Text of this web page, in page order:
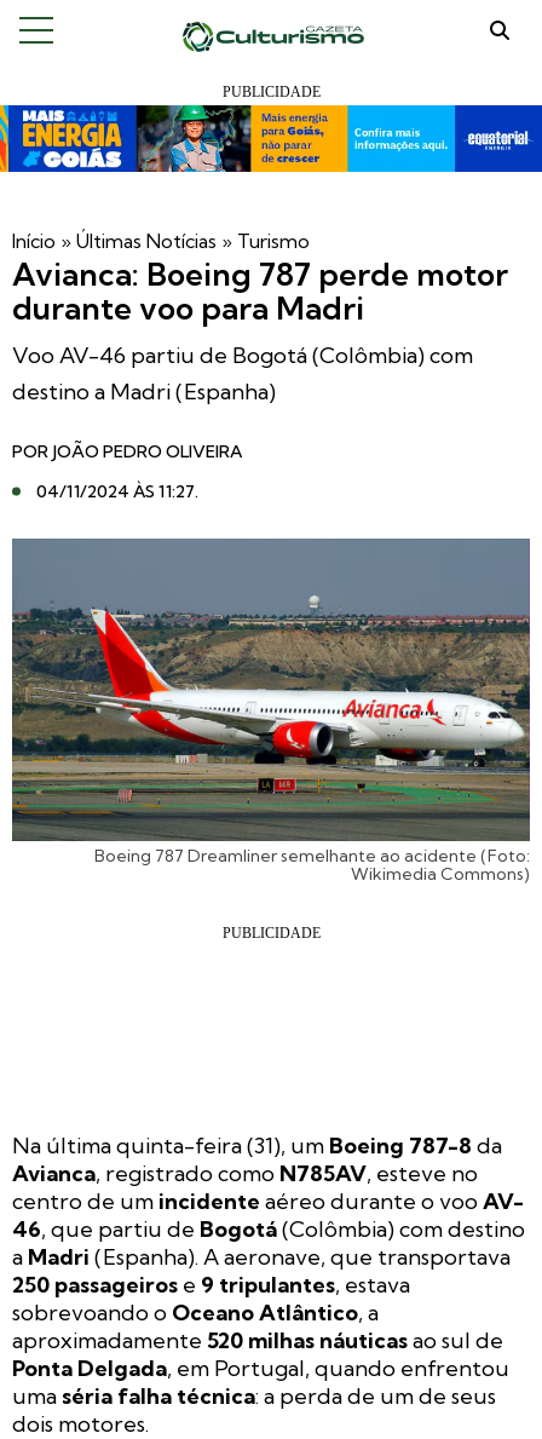
Início » Últimas Notícias » Turismo
Avianca: Boeing 787 perde motor
durante voo para Madri
Voo AV-46 partiu de Bogotá (Colômbia) com
destino a Madri (Espanha)
POR JOÃO PEDRO OLIVEIRA
04/11/2024 ÀS 11:27.
Boeing 787 Dreamliner semelhante ao acidente (Foto:
Wikimedia Commons)
Na última quinta-feira (31), um Boeing 787-8 da
Avianca, registrado como N785AV, esteve no
centro de um incidente aéreo durante o vooAV-
46, que partiu de Bogotá(Colômbia) com destino
a Madri (Espanha). A aeronave, que transportava
250 passageiros e 9 tripulantes, estava
sobrevoando o Oceano Atlântico, a
aproximadamente 520 milhas náuticasao sul de
Ponta Delgada, em Portugal, quando enfrentou
umaséria falha técnica: a perda de um de seus
dois motores.